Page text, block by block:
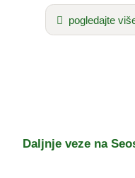
pogledajte
Daljnje veze na